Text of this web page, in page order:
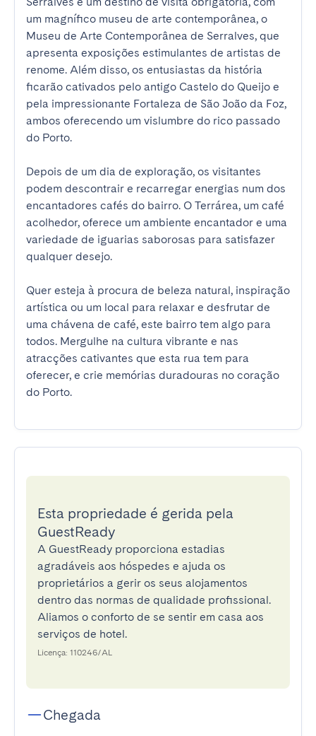
um magnífico museu de arte contemporânea, o
Museu de Arte Contemporânea de Serralves, que
apresenta exposições estimulantes de artistas de
renome. Além disso, os entusiastas da história
ficarão cativados pelo antigo Castelo do Queijo e
pela impressionante Fortaleza de São João da Foz,
ambos oferecendo um vislumbre do rico passado
do Porto.
Depois de um dia de exploração, os visitantes
podem descontrair e recarregar energias num dos
encantadores cafés do bairro. O Terrárea, um café
acolhedor, oferece um ambiente encantador e uma
variedade de iguarias saborosas para satisfazer
qualquer desejo.
Quer esteja à procura de beleza natural, inspiração
artística ou um local para relaxar e desfrutar de
uma chávena de café, este bairro tem algo para
todos. Mergulhe na cultura vibrante e nas
atracções cativantes que esta rua tem para
oferecer, e crie memórias duradouras no coração
do Porto.
Esta propriedade é gerida pela
GuestReady
A GuestReady proporciona estadias
agradáveis aos hóspedes e ajuda os
proprietários a gerir os seus alojamentos
dentro das normas de qualidade profissional.
Aliamos o conforto de se sentir em casa aos
serviços de hotel.
Licença: 110246/AL
Chegada